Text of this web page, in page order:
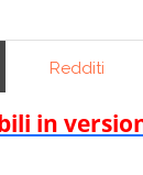
Redditi
in